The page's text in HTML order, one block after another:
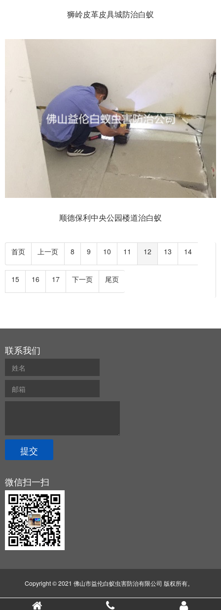
狮岭皮革皮具城防治白蚁
顺德保利中央公园楼道治白蚁
首页 上一页 8 9 10 11 12 13 14
15 16 17 下一页 尾页
联系我们
微信扫一扫
Copyright © 2021 佛山市益伦白蚁虫害防治有限公司 版权所有。